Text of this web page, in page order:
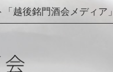
越後銘門酒会メディア」